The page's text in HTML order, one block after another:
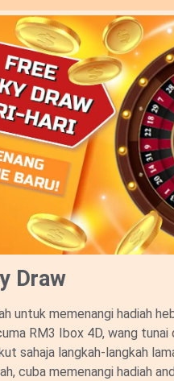
Draw​
untuk memenangi hadiah
RM3 Ibox 4D, wang
sahaja langkah-langkah
cuba memenangi hadiah